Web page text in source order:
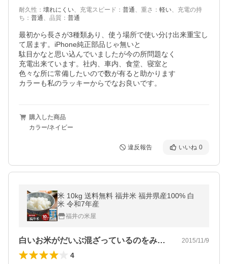
耐久性 ： 壊れにくい、 充電スピード ： 普通、 重さ ： 軽い、 充電の持
ち ： 普通、 品質 ： 普通
最初から長さが3種類あり、使う場所で使い分け出来重宝し
て居ます。iPhone純正部品じゃ無いと
駄目かなと思い込んでいましたが今の所問題なく
充電出来ています。社内、車内、食堂、寝室と
色々な所に常備したいので数が有ると助かります
カラーも私のラッキーからでなお良いです。
購入した商品
カラー/ネイビー
違反報告 いいね 0
米 10kg 送料無料 福井米 福井県産100% 白
米 令和7年産
福井の米屋
白いお米がだいぶ混ざっているのをみて、… 2015/11/9
4